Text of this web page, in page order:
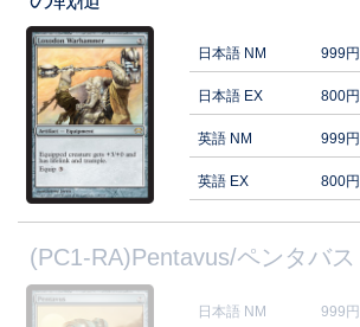
日本語 NM 999円
日本語 EX 800円
英語 NM 999円
英語 EX 800円
(PC1-RA)Pentavus/ペンタバス
日本語 NM 999円